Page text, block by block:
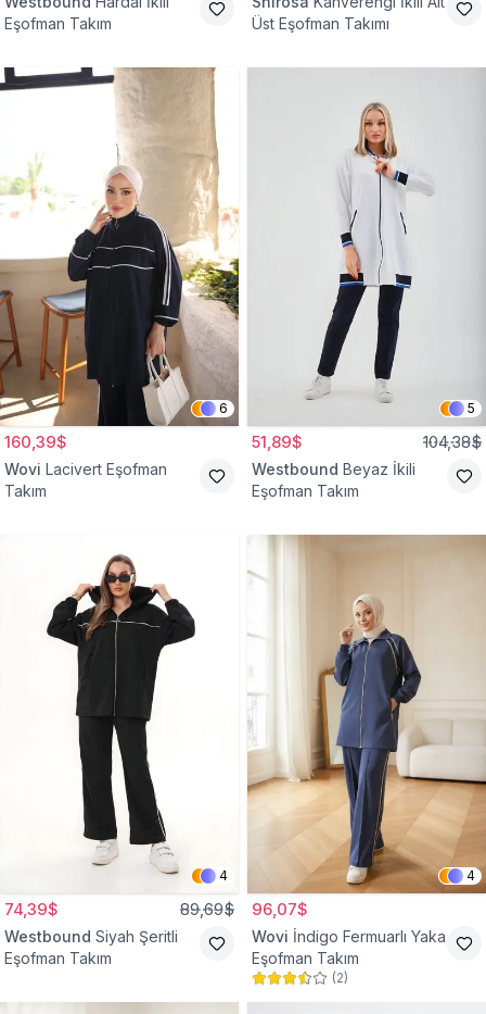
Eşofman Takım
Üst Eşofman Takımı
6
160,39$
Wovi Lacivert Eşofman
Takım
5
51,89$ 104,38$
Westbound Beyaz İkili
Eşofman Takım
4
74,39$ 89,69$
Westbound Siyah Şeritli
Eşofman Takım
4
96,07$
Wovi İndigo Fermuarlı Yaka
Eşofman Takım
(2)